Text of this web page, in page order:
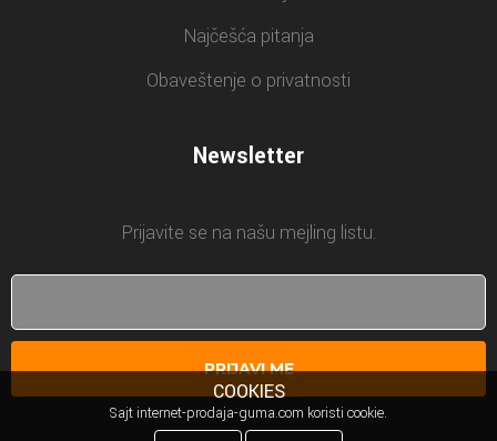
Najčešća pitanja
Obaveštenje o privatnosti
Newsletter
Prijavite se na našu mejling listu.
PRIJAVI ME
COOKIES
Sajt internet-prodaja-guma.com koristi cookie.